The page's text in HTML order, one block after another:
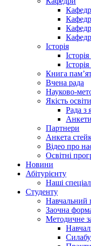
Історія
Книга
Вчена рада
Науково-
Якість освіти
Рада з
Анкети
Партнери
Анкета
Відео про
Освітні
Hовини
Абітурієнту
Наші
Студенту
Навчальний
Заочна
Методичне